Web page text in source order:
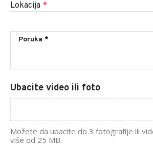
Lokacija *
Ubacite video ili foto
Možete da ubacite do 3 fotografije ili
više od 25 MB.